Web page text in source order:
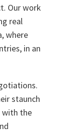
Our work
real
where
in an
staunch
with the